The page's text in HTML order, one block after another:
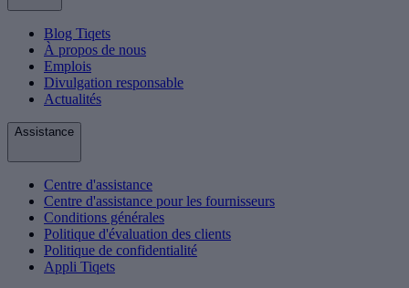
Blog Tiqets
À propos de nous
Emplois
Divulgation responsable
Actualités
Assistance
Centre d'assistance
Centre d'assistance pour les fournisseurs
Conditions générales
Politique d'évaluation des clients
Politique de confidentialité
Appli Tiqets